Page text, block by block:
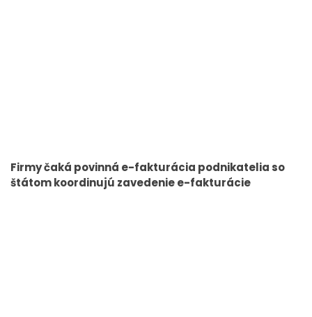
Firmy čaká povinná e-fakturácia podnikatelia so
štátom koordinujú zavedenie e-fakturácie